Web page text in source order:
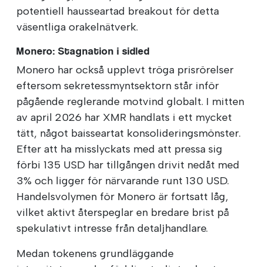
potentiell hausseartad breakout för detta
väsentliga orakelnätverk.
Monero: Stagnation i sidled
Monero har också upplevt tröga prisrörelser
eftersom sekretessmyntsektorn står inför
pågående reglerande motvind globalt. I mitten
av april 2026 har XMR handlats i ett mycket
tätt, något baisseartat konsolideringsmönster.
Efter att ha misslyckats med att pressa sig
förbi 135 USD har tillgången drivit nedåt med
3% och ligger för närvarande runt 130 USD.
Handelsvolymen för Monero är fortsatt låg,
vilket aktivt återspeglar en bredare brist på
spekulativt intresse från detaljhandlare.
Medan tokenens grundläggande